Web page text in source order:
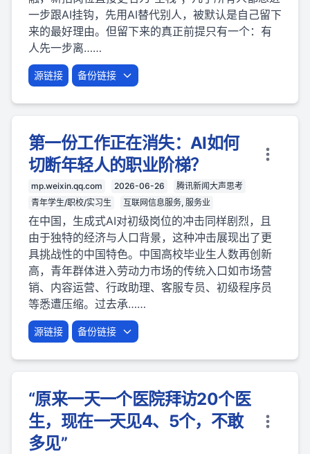
一步跟AI挂钩，先用AI替代别人，被默认是自己留下
来的最好理由。但留下来的真正前提只有一个：有
人先一步离……
源链接 备份链接
第一份工作正在消失：AI如何
切断年轻人的职业阶梯？
mp.weixin.qq.com 2026-06-26
腾讯新闻大声思考
青年学生/职校/实习生
互联网信息服务, 服务业
在中国，生成式AI对初级岗位的冲击同样剧烈，且
由于独特的经济与人口背景，这种冲击展现出了更
具挑战性的中国特色。中国高校毕业生人数再创新
高，青年群体进入劳动力市场的传统入口如市场营
销、内容运营、行政助理、客服专员、初级程序员
等悉遭压缩。过去承……
源链接 备份链接
“原来一天一个医院拜访20个医
生，现在一天见4、5个，不敢
多见”